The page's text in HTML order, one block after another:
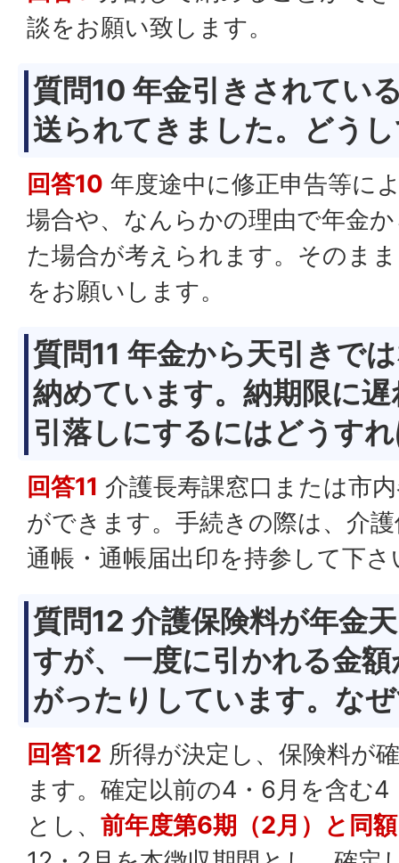
談をお願い致します。
質問10 年金引きされてい
送られてきました。どう
回答10 年度途中に修正申告等に
場合や、なんらかの理由で年金
た場合が考えられます。そのま
をお願いします。
質問11 年金から天引きで
納めています。納期限に
引落しにするにはどうす
回答11 介護長寿課窓口または市
ができます。手続きの際は、介
通帳・通帳届出印を持参して下さ
質問12 介護保険料が年金
すが、一度に引かれる金
がったりしています。な
回答12 所得が決定し、保険料が
ます。確定以前の4・6月を含む
とし、 前年度第6期（2月）と同額